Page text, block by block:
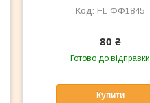
FL ФФ1845
80 ₴
Готово до відправки
Купити